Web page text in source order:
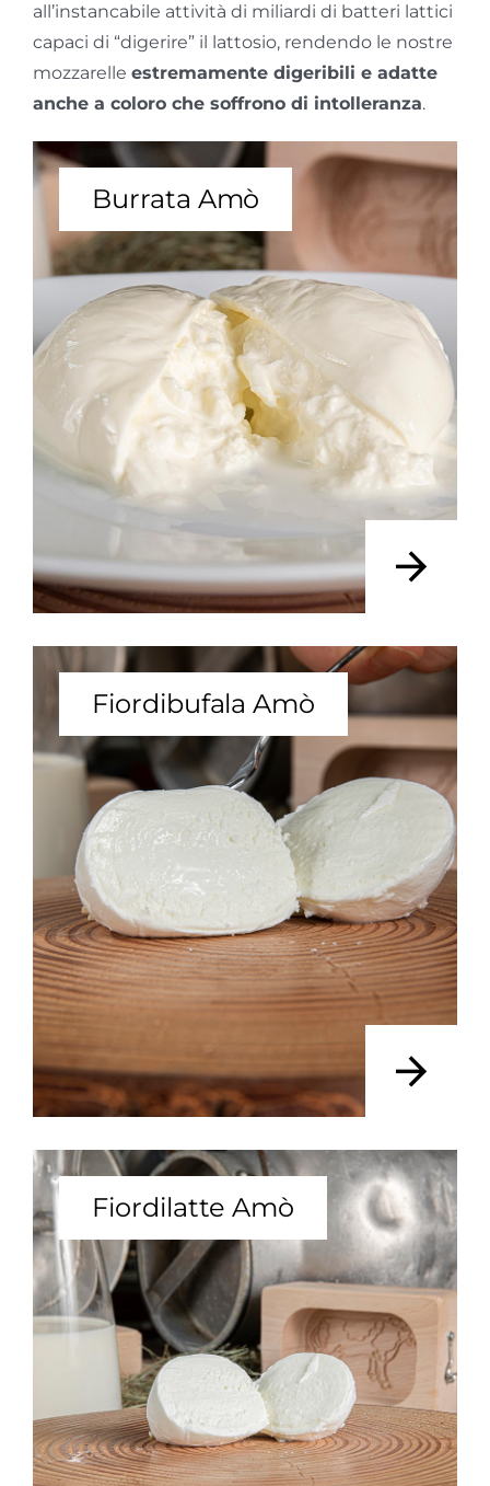
all’instancabile attività di miliardi di batteri lattici
capaci di “digerire” il lattosio, rendendo le nostre
mozzarelle estremamente digeribili e adatte
anche a coloro che soffrono di intolleranza.
Burrata Amò
Fiordibufala Amò
Fiordilatte Amò